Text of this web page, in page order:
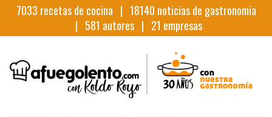
7033 recetas de cocina | 18140 noticias de gastronomia
| 581 autores | 21 empresas